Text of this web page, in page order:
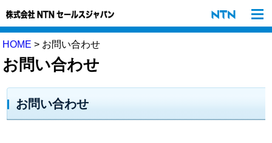
HOME > お問い合わせ
お問い合わせ
お問い合わせ